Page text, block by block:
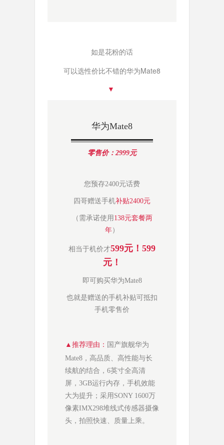
如是花粉的话
可以选性价比不错的华为Mate8
▼
华为Mate8
零售价：2999元
您预存2400元话费
四哥赠送手机补贴2400元
（需承诺使用 138元套餐两
年）
相当于机价才599元！ 599
元！
即可购买华为Mate8
也就是赠送的手机补贴可抵扣
手机零售价
▲ 推荐理由 ： 国产旗舰华为
Mate8，高品质、高性能与长
续航的结合，6英寸全高清
屏，3GB运行内存，手机效能
大为提升；采用SONY 1600万
像素IMX298堆线式传感器摄像
头，拍照快速、质量上乘。